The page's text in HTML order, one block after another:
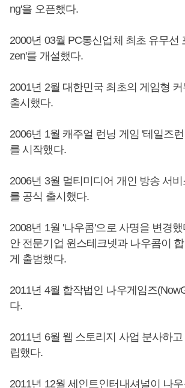
ng'을 오픈했다.
2000년 03월 PC통신업체 최초 유무선
zen'를 개설했다.
2001년 2월 대한민국 최초의 게임형
출시했다.
2006년 1월 캐주얼 런닝 게임 '테일즈
를 시작했다.
2006년 3월 멀티미디어 개인 방송 서
를 공식 출시했다.
2008년 1월 '나우콤'으로 사명을 변경
안 전문기업 윈스테크넷과 나우콤이
게 출범했다.
2011년 4월 합작법인 나우게임즈
다.
2011년 6월 웹 스토리지 사업 분사하고
립했다.
2011년 12월 세인트인터내셔널이 나